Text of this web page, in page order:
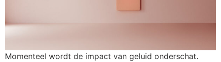
Momenteel wordt de impact van geluid onderschat.